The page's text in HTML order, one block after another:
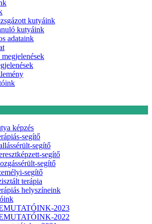
kutyáink
kutyáink
adataink
képzés
segítő
segítő
segítő
segítő
segítő
terápia
helyszíneink
2023
2022